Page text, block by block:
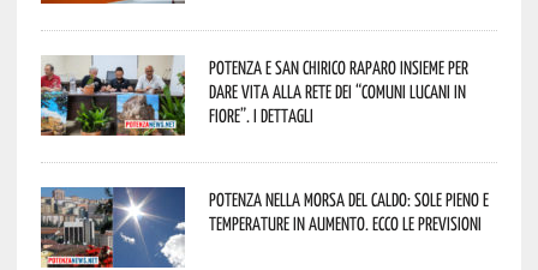
Potenza e San Chirico Raparo insieme per
dare vita alla rete dei “Comuni Lucani in
Fiore”. I dettagli
Potenza nella morsa del caldo: sole pieno e
temperature in aumento. Ecco le previsioni